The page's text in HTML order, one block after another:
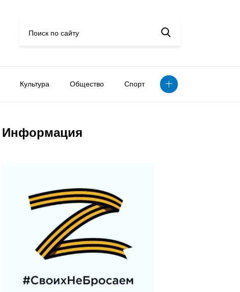
Культура Общество Спорт
Информация